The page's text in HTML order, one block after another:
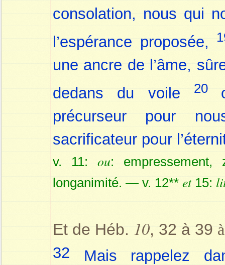
consolation, nous qui
l’espérance proposée,
une ancre de l’âme,
dedans du voile
20
précurseur pour
sacrificateur pour
v. 11: ou:
longanimité. — v. 12** et15:
Et de Héb. 10, 32 à 39 à
32 Mais rappelez